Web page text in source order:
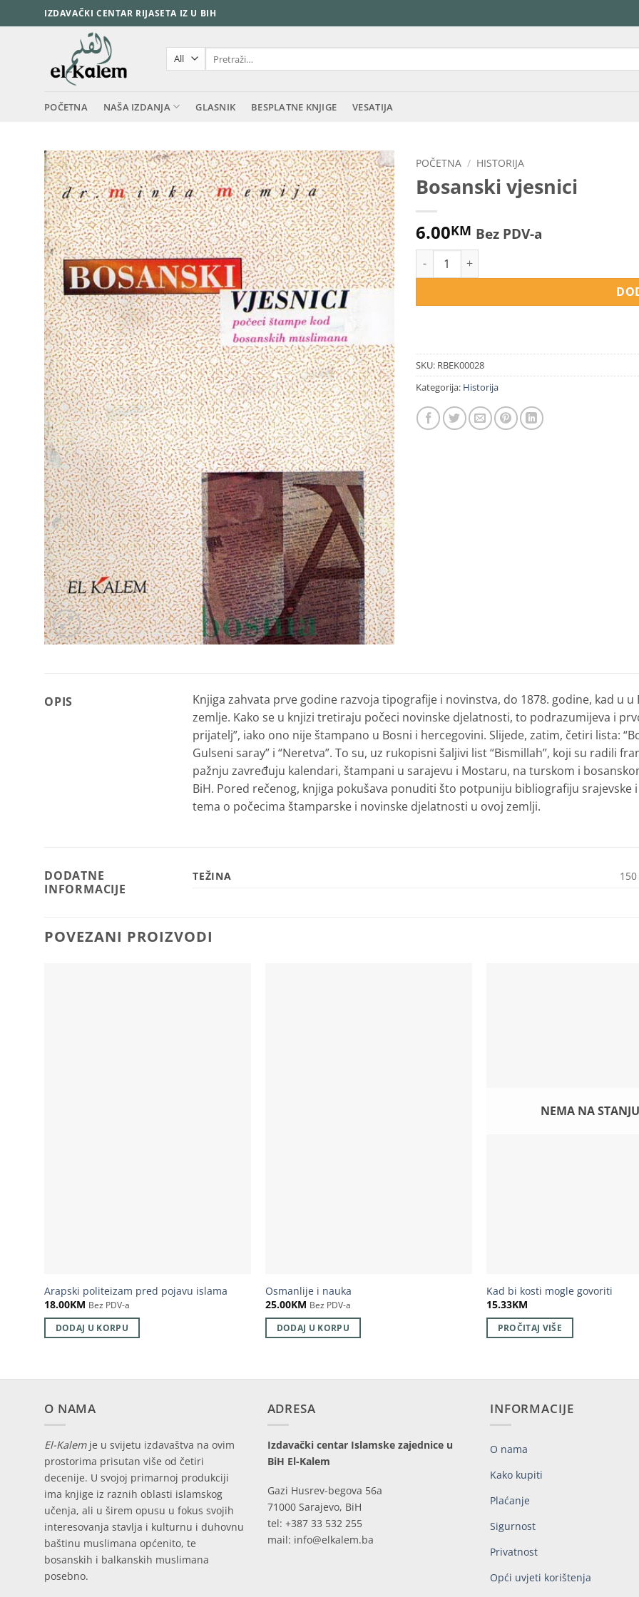
to
IZDAVAČKI CENTAR RIJASETA IZ U BIH
POČETNA NAŠA IZDANJA GLASNIK BESPLATNE KNJIGE VESATIJA
POČETNA / HISTORIJA
Bosanski vjesnici
6.00KM Bez PDV-a
Bosanski vjesnici količina
SKU: RBEK00028
Kategorija: Historija
OPIS
Knjiga zahvata prve godine razvoja tipografije i novinstva, do 1878. godine, kad u
zemlje. Kako se u knjizi tretiraju počeci novinske djelatnosti, to podrazumijeva i
prijatelj”, iako ono nije štampano u Bosni i hercegovini. Slijede, zatim, četiri lista:
Gulseni saray” i “Neretva”. To su, uz rukopisni šaljivi list “Bismillah”, koji su radili
pažnju zavređuju kalendari, štampani u sarajevu i Mostaru, na turskom i
BiH. Pored rečenog, knjiga pokušava ponuditi što potpuniju bibliografiju
tema o počecima štamparske i novinske djelatnosti u ovoj zemlji.
DODATNE
INFORMACIJE
TEŽINA
POVEZANI PROIZVODI
Arapski politeizam pred pojavu islama
18.00KM Bez PDV-a
DODAJ U KORPU
Osmanlije i nauka
25.00KM Bez PDV-a
DODAJ U KORPU
NEMA NA STANJU
Kad bi kosti mogle govoriti
15.33KM
PROČITAJ VIŠE
O NAMA
El-Kalemje u svijetu izdavaštva na ovim
prostorima prisutan više od četiri
decenije. U svojoj primarnoj produkciji
ima knjige iz raznih oblasti islamskog
učenja, ali u širem opusu u fokus svojih
interesovanja stavlja i kulturnu i duhovnu
baštinu muslimana općenito, te
bosanskih i balkanskih muslimana
posebno.
ADRESA
Izdavački centar Islamske zajednice u
BiH El-Kalem
Gazi Husrev-begova 56a
71000 Sarajevo, BiH
tel: +387 33 532 255
mail: info@elkalem.ba
INFORMACIJE
O nama
Kako kupiti
Plaćanje
Sigurnost
Privatnost
Opći uvjeti korištenja